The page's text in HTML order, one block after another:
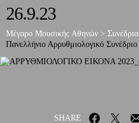
26.9.23
Μέγαρο Μουσικής Αθηνών > Συνέδρια
Πανελλήνιο Αρρυθμιολογικό Συνέδριο
SHARE